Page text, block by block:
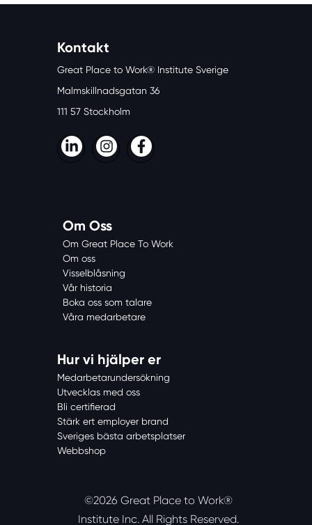
Kontakt
Great Place to Work® Institute Sverige
Malmskillnadsgatan 36
111 57 Stockholm
Om Oss
Om Great Place To Work
Om oss
Visselblåsning
Vår historia
Boka oss som talare
Våra medarbetare
Hur vi hjälper er
Medarbetarundersökning
Utvecklas med oss
Bli certifierad
Stärk ert employer brand
Sveriges bästa arbetsplatser
Webbshop
©2026 Great Place to Work®
Institute Inc. All Rights Reserved.